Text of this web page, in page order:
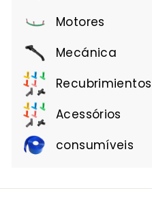
Motores
Mecánica
Recubrimientos
Acessórios
consumíveis